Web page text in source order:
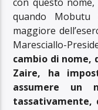
quando
maggiore
Maresciallo-
cambio di nome,
Zaire, ha
assumere un
tassativamente,